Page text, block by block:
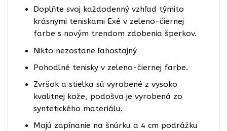
Doplňte svoj každodenný vzhľad týmito
krásnymi teniskami Exé v zeleno-čiernej
farbe s novým trendom zdobenia šperkov.
Nikto nezostane ľahostajný
Pohodlné tenisky v zeleno-čiernej farbe.
Zvršok a stielka sú vyrobené z vysoko
kvalitnej kože, podošva je vyrobená zo
syntetického materiálu.
Majú zapínanie na šnúrku a 4 cm podrážku